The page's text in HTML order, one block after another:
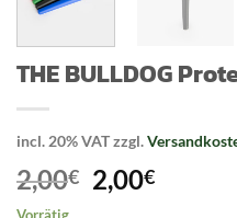
THE BULLDOG
incl. 20% VATzzgl.
2,00€ Original
price
2,00€Current
Vorrätig